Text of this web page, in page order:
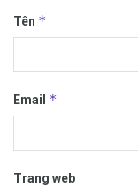
Tên *
Email *
Trang web